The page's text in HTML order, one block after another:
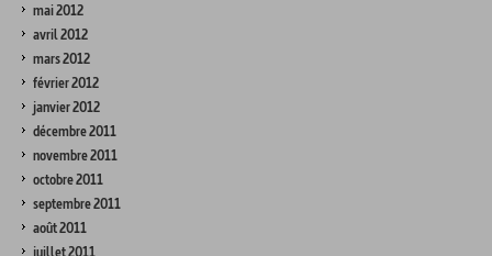
mai 2012
avril 2012
mars 2012
février 2012
janvier 2012
décembre 2011
novembre 2011
octobre 2011
septembre 2011
août 2011